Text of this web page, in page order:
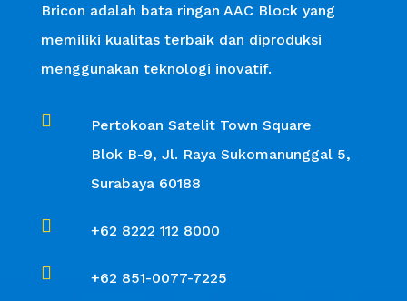
Bricon adalah bata ringan AAC Block yang
memiliki kualitas terbaik dan diproduksi
menggunakan teknologi inovatif.

Pertokoan Satelit Town Square
Blok B-9, Jl. Raya Sukomanunggal 5,
Surabaya 60188
 +62 8222 112 8000
 +62 851-0077-7225